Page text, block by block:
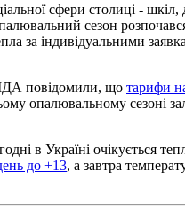
сфери столиці - шкіл,
сезон
за індивідуальними
повідомили, що тарифи
опалювальному сезоні
в Україні очікується
до +13, а завтра